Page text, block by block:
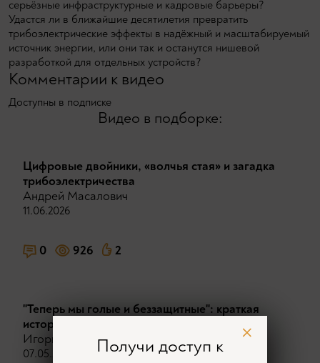
серьёзные инфраструктурные и кадровые барьеры?
Удастся ли в ближайшие десятилетия превратить
трибоэлектрические эффекты в надёжный и масштабируемый
источник энергии, или они так и останутся нишевой
разработкой для отдельных устройств?
Комментарии к видео
Доступны в подписке
Видео в подборке:
Цифровые двойники, «волчья стая» и загадка
трибоэлектричества
Андрей Масалович
11.06.2026
0 926 2
"Теперь мы голые и беззащитные": краткая
история цифровой колонизации.
Игорь Ашманов
07.05.2026
Получи доступ к